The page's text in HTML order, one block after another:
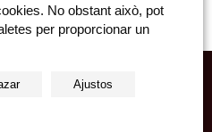
No obstant això, pot
per proporcionar un
Ajustos